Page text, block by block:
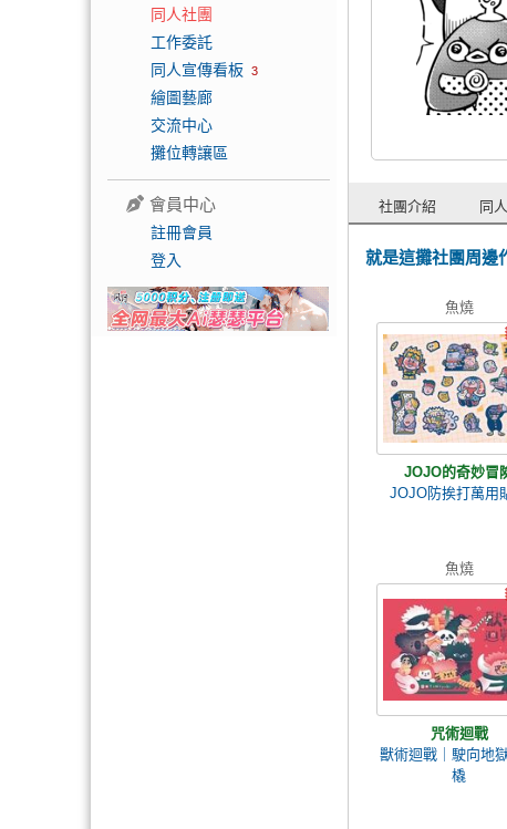
同人社團
工作委託
同人宣傳看板 3
繪圖藝廊
交流中心
攤位轉讓區
會員中心
註冊會員
登入
社團介紹 同
就是這攤社團周邊
魚燒
JOJO的奇妙冒
JOJO防挨打萬用
魚燒
咒術迴戰
獸術迴戰｜駛向地
橇